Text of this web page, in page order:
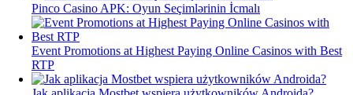
Pinco Casino APK: Oyun Seçimlərinin İcmalı
Event Promotions at Highest Paying Online Casinos with Best
RTP